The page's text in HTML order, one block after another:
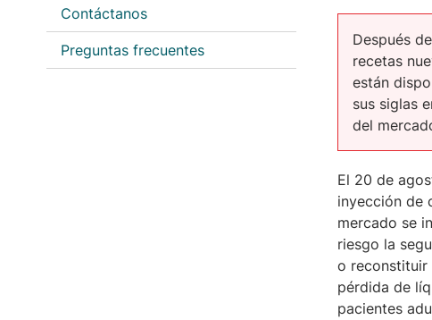
Contáctanos
Preguntas frecuentes
Después
recetas
están
sus siglas
del
El 20 de
inyección de
mercado se
riesgo la
o reconstituir
pérdida de
pacientes